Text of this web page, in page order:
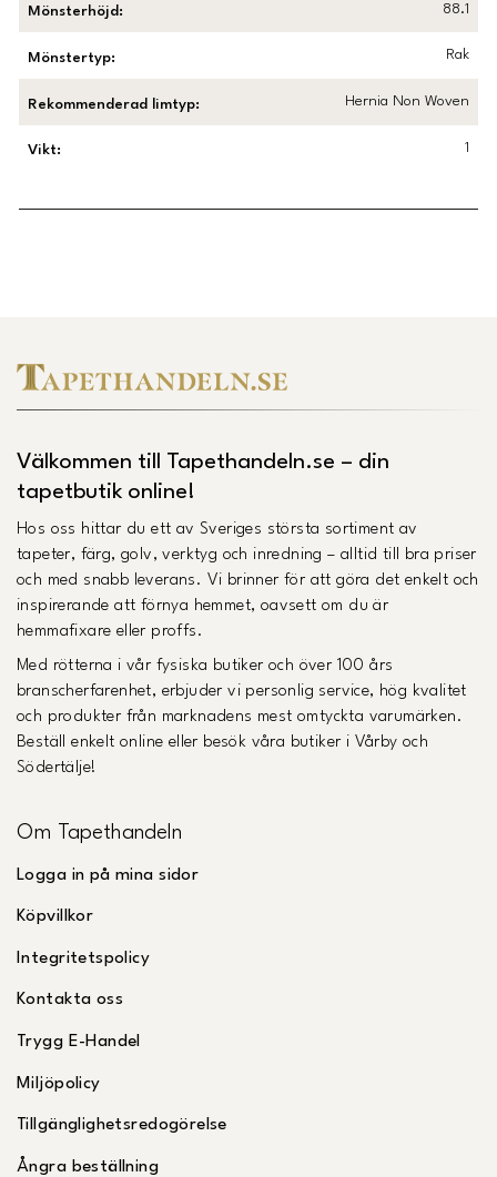
Mönsterhöjd : 88.1
Mönstertyp: Rak
Rekommenderad limtyp: Hernia Non Woven
Vikt: 1
Välkommen till Tapethandeln.se – din
tapetbutik online!
Hos oss hittar du ett av Sveriges största sortiment av
tapeter, färg, golv, verktyg och inredning – alltid till bra priser
och med snabb leverans. Vi brinner för att göra det enkelt och
inspirerande att förnya hemmet, oavsett om du är
hemmafixare eller proffs.
Med rötterna i vår fysiska butiker och över 100 års
branscherfarenhet, erbjuder vi personlig service, hög kvalitet
och produkter från marknadens mest omtyckta varumärken.
Beställ enkelt online eller besök våra butiker i Vårby och
Södertälje!
Om Tapethandeln
Logga in på mina sidor
Köpvillkor
Integritetspolicy
Kontakta oss
Trygg E-Handel
Miljöpolicy
Tillgänglighetsredogörelse
Ångra beställning